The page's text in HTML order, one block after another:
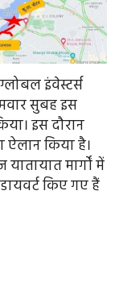
इंवेस्टर्स
सुबह इस
इस दौरान
ऐलान किया है।
मार्गों में
किए गए हैं